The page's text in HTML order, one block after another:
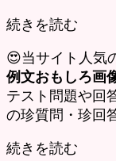
続きを読む
😍当サイト人気
例文おもしろ画
テスト問題や回
の珍質問・珍回
続きを読む